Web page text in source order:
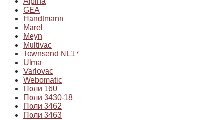
GEA
Handtmann
Marel
Meyn
Multivac
Townsend NL17
Ulma
Variovac
Webomatic
Поли 160
Поли 3430-18
Поли 3462
Поли 3463